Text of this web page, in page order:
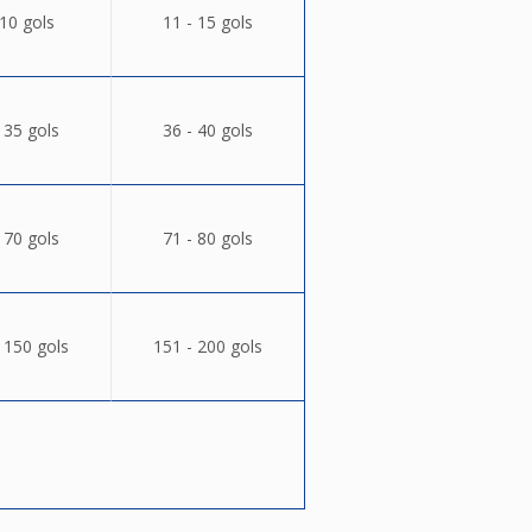
gols 11 - 15 gols
gols 36 - 40 gols
gols 71 - 80 gols
gols 151 - 200 gols